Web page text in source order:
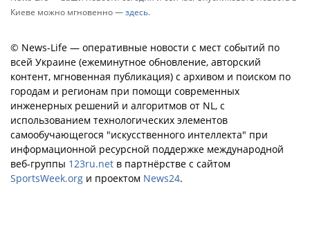
Киеве можно мгновенно —здесь.
© News-Life — оперативные новости с мест событий по
всей Украине (ежеминутное обновление, авторский
контент, мгновенная публикация) с архивом и поиском по
городам и регионам при помощи современных
инженерных решений и алгоритмов от NL, с
использованием технологических элементов
самообучающегося "искусственного интеллекта" при
информационной ресурсной поддержке международной
веб-группы 123ru.net в партнёрстве с сайтом
SportsWeek.org и проектом News24.